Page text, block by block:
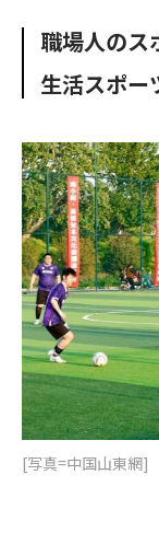
o
k
e
職場人のス
生活スポー
[写真=中国山東網]